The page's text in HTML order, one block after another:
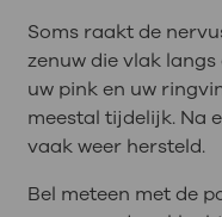
Soms raakt de
zenuw die vlak
uw pink en uw
meestal tijdelijk. Na
vaak weer hersteld.
Bel meteen met de